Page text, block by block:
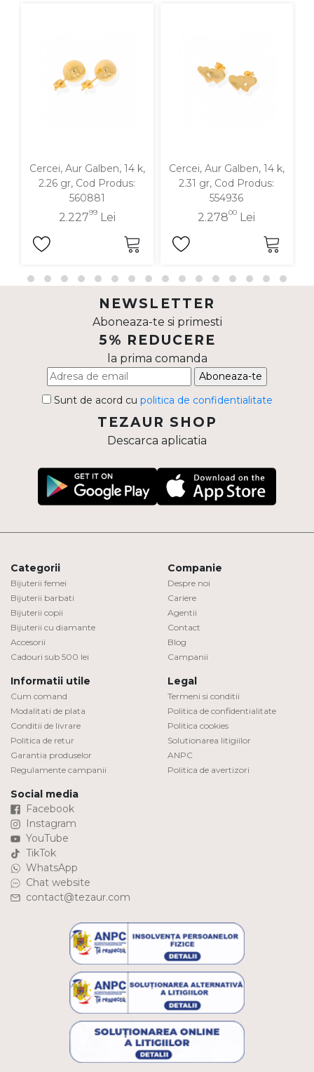
Cercei, Aur Galben, 14 k,
2.26 gr, Cod Produs:
560881
2.22799Lei
Cercei, Aur Galben, 14 k,
2.31 gr, Cod Produs:
554936
2.27800 Lei
NEWSLETTER
Aboneaza-te si primesti
5% REDUCERE
la prima comanda
Aboneaza-te
Sunt de acord cu politica de confidentialitate
TEZAUR SHOP
Descarca aplicatia
Categorii
Bijuterii femei
Bijuterii barbati
Bijuterii copii
Bijuterii cu diamante
Accesorii
Cadouri sub 500 lei
Companie
Despre noi
Cariere
Agentii
Contact
Blog
Campanii
Informatii utile
Cum comand
Modalitati de plata
Conditii de livrare
Politica de retur
Garantia produselor
Regulamente campanii
Legal
Termeni si conditii
Politica de confidentialitate
Politica cookies
Solutionarea litigiilor
ANPC
Politica de avertizori
Social media
Facebook
Instagram
YouTube
TikTok
WhatsApp
Chat website
contact@tezaur.com